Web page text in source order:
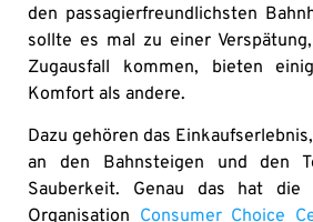
den passagierfreundlichsten
sollte es mal zu einer
Zugausfall kommen, bieten
Komfort als andere.
Dazu gehören das
an den Bahnsteigen und den
Sauberkeit. Genau das hat die
Organisation Consumer Choice